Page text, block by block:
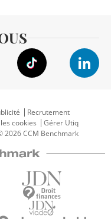
Recrutement
cookies
Gérer Utiq
2026 CCM Benchmark